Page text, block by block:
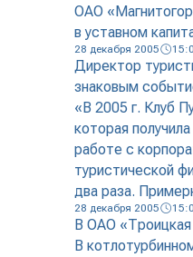
ОАО
в уставном
28 декабря 2005
Директор
знаковым
«В 2005 г. Клуб
которая
работе с
туристической
два раза.
28 декабря 2005
В ОАО
В